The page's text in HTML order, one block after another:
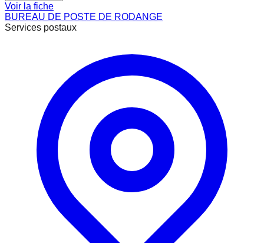
Voir la fiche
BUREAU DE POSTE DE RODANGE
Services postaux